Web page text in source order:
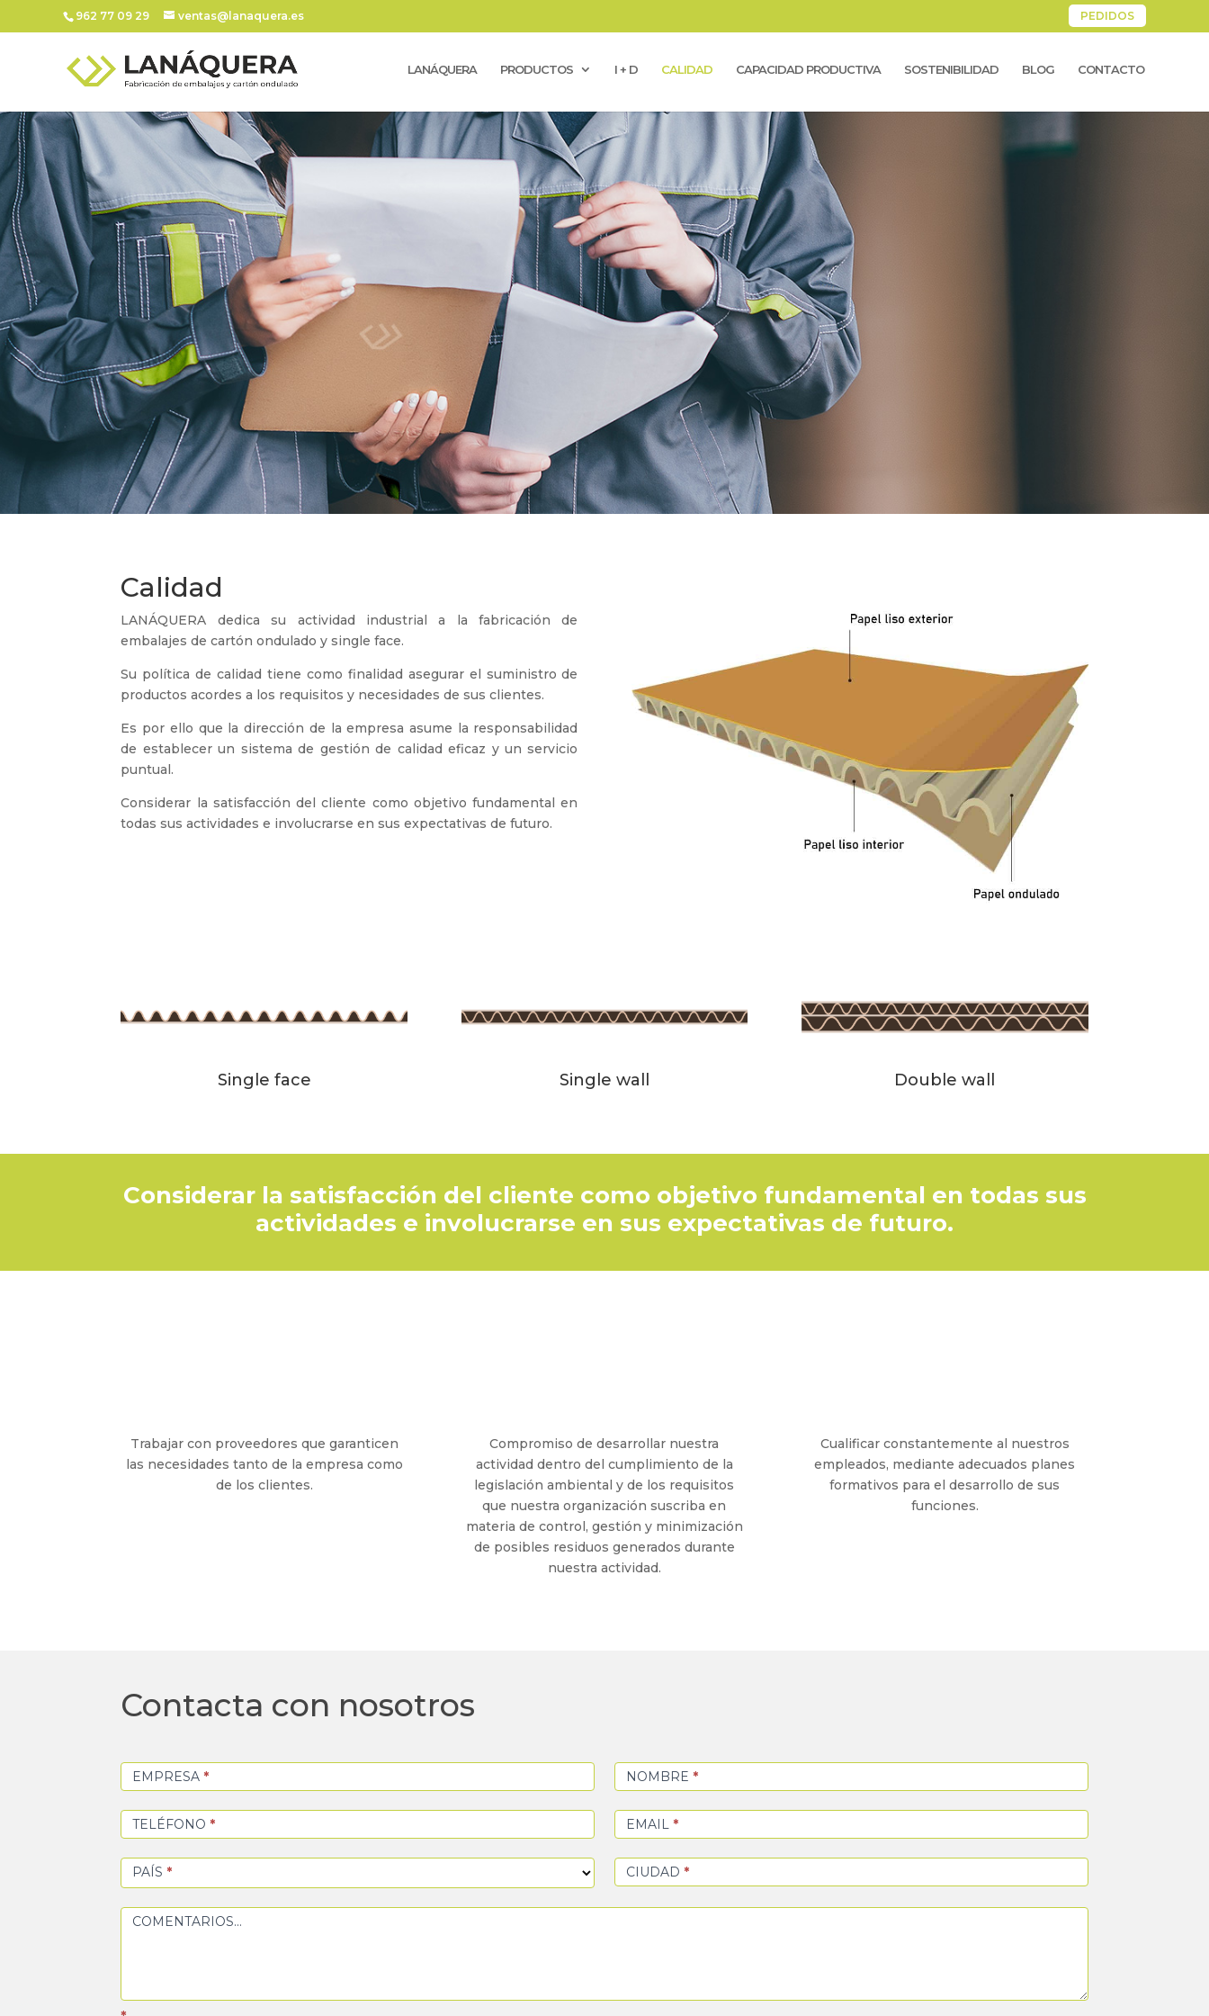
962 77 09 29 ventas@lanaquera.es PEDIDOS
LANÁQUERA PRODUCTOS I + D CALIDAD CAPACIDAD PRODUCTIVA SOSTENIBILIDAD BLOG CONTACTO
Calidad
LANÁQUERA dedica su actividad industrial a la fabricación de
embalajes de cartón ondulado y single face.
Su política de calidad tiene como finalidad asegurar el suministro de
productos acordes a los requisitos y necesidades de sus clientes.
Es por ello que la dirección de la empresa asume la responsabilidad
de establecer un sistema de gestión de calidad eficaz y un servicio
puntual.
Considerar la satisfacción del cliente como objetivo fundamental en
todas sus actividades e involucrarse en sus expectativas de futuro.
Single face Single wall Double wall
Considerar la satisfacción del cliente como objetivo fundamental en todas sus
actividades e involucrarse en sus expectativas de futuro.
Trabajar con proveedores que garanticen
las necesidades tanto de la empresa como
de los clientes.
Compromiso de desarrollar nuestra
actividad dentro del cumplimiento de la
legislación ambiental y de los requisitos
que nuestra organización suscriba en
materia de control, gestión y minimización
de posibles residuos generados durante
nuestra actividad.
Cualificar constantemente al nuestros
empleados, mediante adecuados planes
formativos para el desarrollo de sus
funciones.
con
Contacta con nosotros
EMPRESA * NOMBRE *
TELÉFONO * EMAIL *
PAÍS * CIUDAD *
COMENTARIOS...